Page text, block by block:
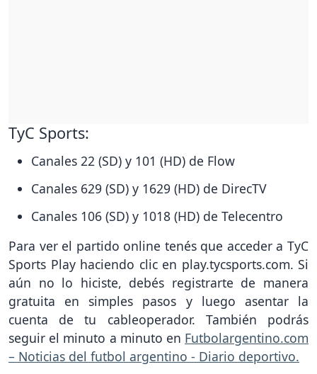
TyC Sports:
Canales 22 (SD) y 101 (HD) de Flow
Canales 629 (SD) y 1629 (HD) de DirecTV
Canales 106 (SD) y 1018 (HD) de Telecentro
Para ver el partido online tenés que acceder a TyC
Sports Play haciendo clic en play.tycsports.com. Si
aún no lo hiciste, debés registrarte de manera
gratuita en simples pasos y luego asentar la
cuenta de tu cableoperador. También podrás
seguir el minuto a minuto en Futbolargentino.com
– Noticias del futbol argentino - Diario deportivo.